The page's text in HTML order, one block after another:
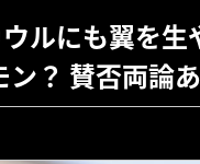
ルにも翼を生
？ 賛否両論あ